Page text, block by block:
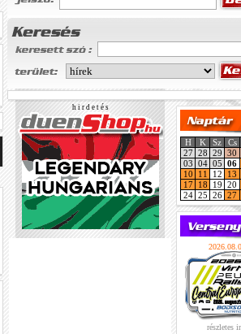
h i r d e t é s
H K Sz Cs
27 28 29 30
03 04 05 06
10
11 12 13
17
18 19 20
24 25 26 27
részletes